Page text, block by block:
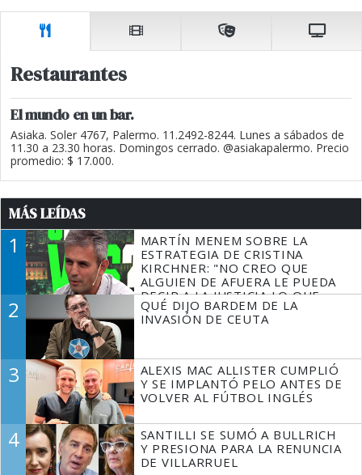
Restaurantes
El mundo en un bar.
Asiaka. Soler 4767, Palermo. 11.2492-8244. Lunes a sábados de
11.30 a 23.30 horas. Domingos cerrado. @asiakapalermo. Precio
promedio: $ 17.000.
MÁS LEÍDAS
1
MARTÍN MENEM SOBRE LA
ESTRATEGIA DE CRISTINA
KIRCHNER: "NO CREO QUE
ALGUIEN DE AFUERA LE PUEDA
DECIR A LA JUSTICIA LO QUE
TIENE QUE HACER"
2
QUÉ DIJO BARDEM DE LA
INVASIÓN DE CEUTA
3
ALEXIS MAC ALLISTER CUMPLIÓ
Y SE IMPLANTÓ PELO ANTES DE
VOLVER AL FÚTBOL INGLÉS
4
SANTILLI SE SUMÓ A BULLRICH
Y PRESIONA PARA LA RENUNCIA
DE VILLARRUEL